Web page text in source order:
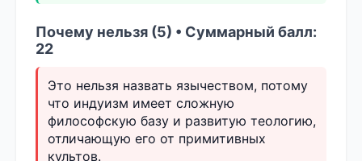
Почему нельзя (5) • Суммарный балл:
22
Это нельзя назвать язычеством, потому
что индуизм имеет сложную
философскую базу и развитую теологию,
отличающую его от примитивных
культов.